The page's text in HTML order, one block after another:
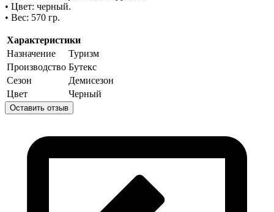
• Цвет: черный.
• Вес: 570 гр.
Характеристики
Назначение
Туризм
Производство Бутекс
Сезон
Демисезон
Цвет
Черный
Оставить отзыв